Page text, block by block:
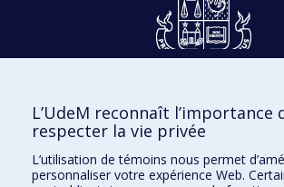
Accès protégé
Facebook|Twitter
L’UdeM reconnaît l’importance
respecter la vie privée
L’utilisation de témoins nous permet
personnaliser votre expérience Web.